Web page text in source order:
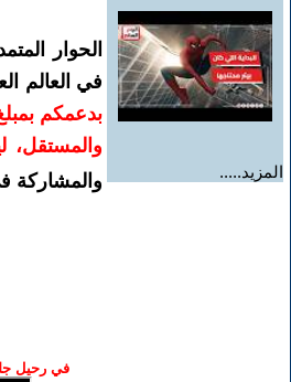
المزيد.....
الحوار
في العالم
والمستقل،
والمشاركة
في رحيل